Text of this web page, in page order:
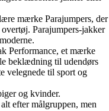
mærke Parajumpers, der
Parajumpers-jakker
Performance, et mærke
beklædning til udendørs
velegnede til sport og
og kvinder.
efter målgruppen, men